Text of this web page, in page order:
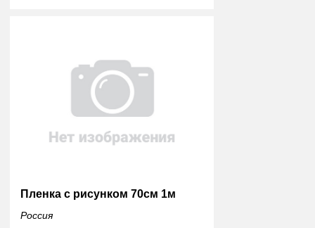
Пленка с рисунком 70см 1м
Россия